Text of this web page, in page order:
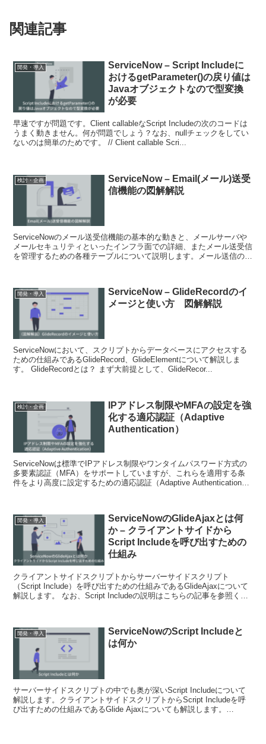
関連記事
開発・導入
ServiceNow – Script Includeに
おけるgetParameter()の戻り値は
Javaオブジェクトなので型変換
が必要
早速ですが問題です。Client callableなScript Includeの次のコードは
うまく動きません。何が問題でしょう？なお、nullチェックをしてい
ないのは簡単のためです。 // Client callable Scri...
検討・企画
ServiceNow – Email(メール)送受
信機能の図解解説
ServiceNowのメール送受信機能の基本的な動きと、メールサーバや
メールセキュリティといったインフラ面での詳細、またメール送受信
を管理するための各種テーブルについて説明します。メール送信の設
開発・導入
ServiceNow – GlideRecordのイ
メージと使い方 図解解説
ServiceNowにおいて、スクリプトからデータベースにアクセスする
ための仕組みであるGlideRecord、GlideElementについて解説しま
す。 GlideRecordとは？ まず大前提として、GlideRecor...
検討・企画
IPアドレス制限やMFAの設定を強
化する適応認証（Adaptive
Authentication）
ServiceNowは標準でIPアドレス制限やワンタイムパスワード方式の
多要素認証（MFA）をサポートしていますが、これらを適用する条
件をより高度に設定するための適応認証（Adaptive Authentication）
開発・導入
ServiceNowのGlideAjaxとは何
か – クライアントサイドから
Script Includeを呼び出すための
仕組み
クライアントサイドスクリプトからサーバーサイドスクリプト
（Script Include）を呼び出すための仕組みであるGlideAjaxについて
解説します。 なお、Script Includeの説明はこちらの記事を参照くだ
開発・導入
ServiceNowのScript Includeと
は何か
サーバーサイドスクリプトの中でも奥が深いScript Includeについて
解説します。クライアントサイドスクリプトからScript Includeを呼
び出すための仕組みであるGlide Ajaxについても解説します。